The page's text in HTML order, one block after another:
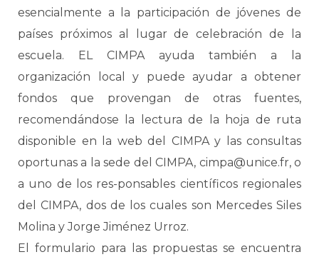
esencialmente a la participación de jóvenes de
países próximos al lugar de celebración de la
escuela. EL CIMPA ayuda también a la
organización local y puede ayudar a obtener
fondos que provengan de otras fuentes,
recomendándose la lectura de la hoja de ruta
disponible en la web del CIMPA y las consultas
oportunas a la sede del CIMPA, cimpa@unice.fr, o
a uno de los res-ponsables científicos regionales
del CIMPA, dos de los cuales son Mercedes Siles
Molina y Jorge Jiménez Urroz.
El formulario para las propuestas se encuentra